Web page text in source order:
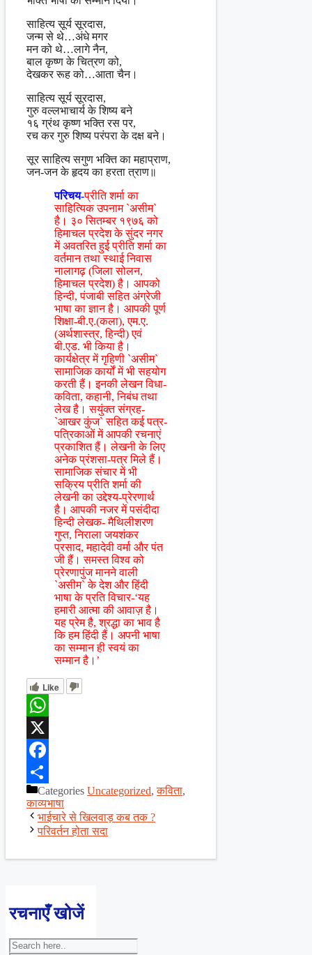
साहित्य सूर्य सूरदास,
जन्म से थे…अंधे मगर
मन को थे…लागे नैन,
बाल कृष्ण के चित्रण को,
देखकर रूह को…आता चैन।
साहित्य सूर्य सूरदास,
गुरु वल्लभाचार्य के शिष्य बने
१६ ग्रंथ कृष्ण भक्ति रस पर,
रच कर गुरु शिष्य परंपरा के दक्ष बने।
सूर साहित्य सगुण भक्ति का महाप्राण,
जन-जन के हृदय का हरता त्राण॥
परिचय-प्रीति शर्मा का
साहित्यिक उपनाम `असीम`
है। ३० सितम्बर १९७६ को
हिमाचल प्रदेश के सुंदर नगर
में अवतरित हुई प्रीति शर्मा का
वर्तमान तथा स्थाई निवास
नालागढ़ (जिला सोलन,
हिमाचल प्रदेश) है। आपको
हिन्दी, पंजाबी सहित अंग्रेजी
भाषा का ज्ञान है। आपकी पूर्ण
शिक्षा-बी.ए.(कला), एम.ए.
(अर्थशास्त्र, हिन्दी) एवं
बी.एड. भी किया है।
कार्यक्षेत्र में गृहिणी `असीम`
सामाजिक कार्यों में भी सहयोग
करती हैं। इनकी लेखन विधा-
कविता, कहानी, निबंध तथा
लेख है। सयुंक्त संग्रह-
`आखर कुंज` सहित कई पत्र-
पत्रिकाओं में आपकी रचनाएं
प्रकाशित हैं। लेखनी के लिए
अनेक प्रंशसा-पत्र मिले हैं।
सामाजिक संचार में भी
सक्रिय प्रीति शर्मा की
लेखनी का उद्देश्य-प्रेरणार्थ
है। आपकी नजर में पसंदीदा
हिन्दी लेखक- मैथिलीशरण
गुप्त, निराला जयशंकर
प्रसाद, महादेवी वर्मा और पंत
जी हैं। समस्त विश्व को
प्रेरणापुंज मानने वाली
`असीम` के देश और हिंदी
भाषा के प्रति विचार-‘यह
हमारी आत्मा की आवाज़ है।
यह प्रेम है, श्रद्धा का भाव है
कि हम हिंदी हैं। अपनी भाषा
का सम्मान ही स्वयं का
सम्मान है।’
Like
WhatsApp
X
Facebook
ShareCategories Uncategorized,कविता,
काव्यभाषा
भाईचारे से खिलवाड़ कब तक ?
परिवर्तन होता सदा
रचनाएँ खोजें